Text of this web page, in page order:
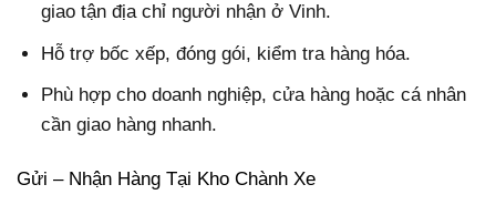
giao tận địa chỉ người nhận ở Vinh.
Hỗ trợ bốc xếp, đóng gói, kiểm tra hàng hóa.
Phù hợp cho doanh nghiệp, cửa hàng hoặc cá nhân
cần giao hàng nhanh.
Gửi – Nhận Hàng Tại Kho Chành Xe